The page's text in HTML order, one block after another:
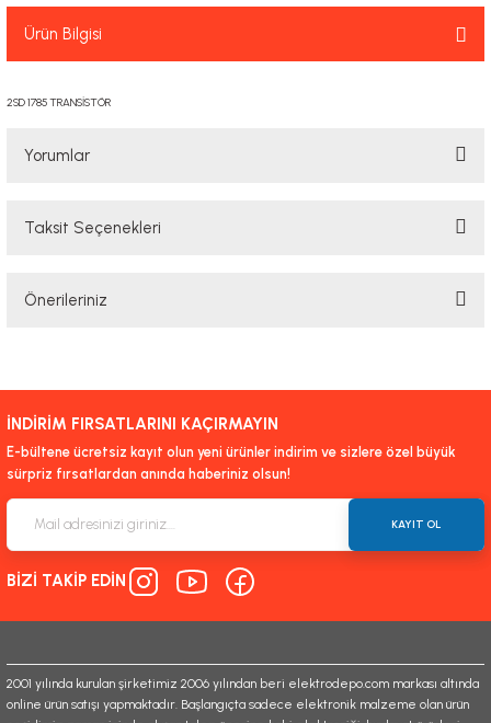
Ürün Bilgisi
2SD 1785 TRANSİSTÖR
Yorumlar
Taksit Seçenekleri
Önerileriniz
yetersiz gördüğünüz noktaları öneri formunu kullanarak tarafımıza
iletebilirsiniz.
Görüş ve önerileriniz için teşekkür ederiz.
Ürün açıklamasında eksik bilgiler bulunuyor.
Ürün bilgilerinde hatalar bulunuyor.
Ürün fiyatı diğer sitelerden daha pahalı.
İNDİRİM FIRSATLARINI KAÇIRMAYIN
E-bültene ücretsiz kayıt olun yeni ürünler indirim ve sizlere özel büyük
sürpriz fırsatlardan anında haberiniz olsun!
KAYIT OL
BİZİ TAKİP EDİN
2001 yılında kurulan şirketimiz 2006 yılından beri elektrodepo.com markası altında
online ürün satışı yapmaktadır. Başlangıçta sadece elektronik malzeme olan ürün